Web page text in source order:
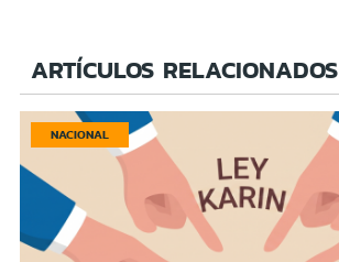
ARTÍCULOS RELACIONADOS
NACIONAL